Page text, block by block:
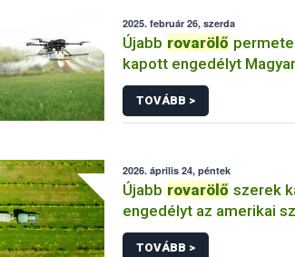
2025. február 26, szerda
Újabb rovarölő
kapott engedélyt
drónnal történő
TOVÁBB >
2026. április 24, péntek
Újabb rovarölő szerek
engedélyt az amerikai
elleni védekezésben
TOVÁBB >